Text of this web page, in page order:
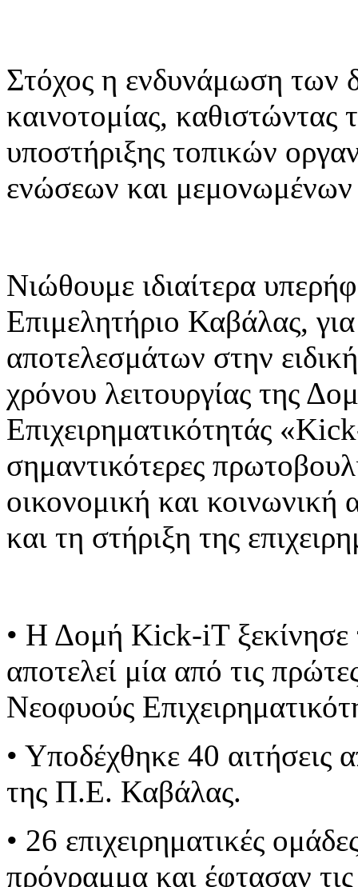
Στόχος η ενδυνάμωση των
καινοτομίας, καθιστώντας
υποστήριξης τοπικών
ενώσεων και μεμονωμένων
Νιώθουμε ιδιαίτερα
Επιμελητήριο Καβάλας,
αποτελεσμάτων στην
χρόνου λειτουργίας της
Επιχειρηματικότητάς
σημαντικότερες
οικονομική και
και τη στήριξη της
• Η Δομή Kick-iT ξεκίνησε
αποτελεί μία από τις
Νεοφυούς
• Υποδέχθηκε 40 αιτήσεις
της Π.Ε. Καβάλας.
• 26 επιχειρηματικές
πρόγραμμα και έφτασαν